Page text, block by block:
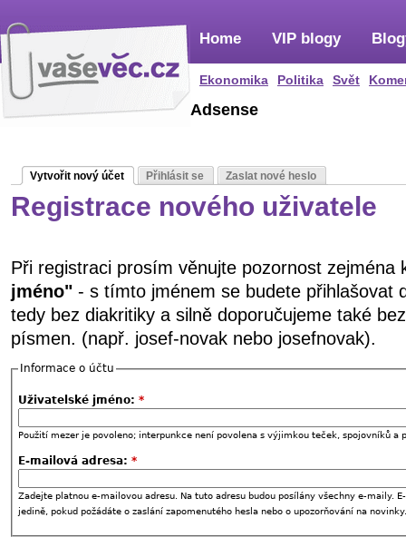
Home
Ekonomika Politika Svět
VIP blogy
Adsense
Vytvořit nový účet Přihlásit se Zaslat nové heslo
Registrace nového uživatele
Při registraci prosím věnujte pozornost zejména
jméno" - s tímto jménem se budete přihlašovat
tedy bez diakritiky a silně doporučujeme také
písmen. (např. josef-novak nebo josefnovak).
Informace o účtu
Uživatelské jméno: *
Použití mezer je povoleno; interpunkce není povolena s výjimkou teček, spojovníků a
E-mailová adresa: *
Zadejte platnou e-mailovou adresu. Na tuto adresu budou posílány všechny e-maily.
jedině, pokud požádáte o zaslání zapomenutého hesla nebo o upozorňování na novinky.